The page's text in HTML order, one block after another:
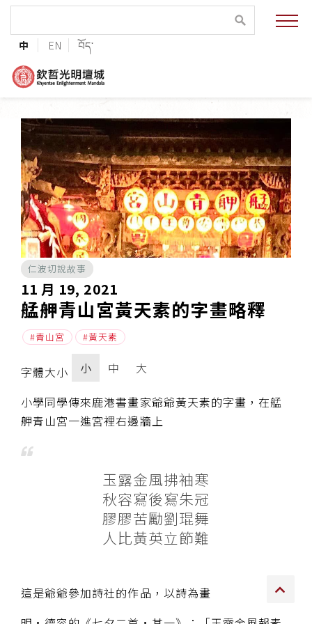
中 EN བོད་
緣起與願景
法王與上師的祝福
護持協會
培植福田
加入志工
巴麥欽哲傳承
第三世巴麥欽哲仁波切
傳承上師授證
專書與譯著
*巴麥寺與麥青寺的聯合聲明
尊貴上師珍寶開示
巴麥欽哲珍寶開示
仁波切說故事
11 月 19, 2021
艋舺青山宮黃天素的字畫略釋
青山宮 黃天素
字體大小 小 中 大
小學同學傳來鹿港書畫家爺爺黃天素的字畫，在艋
舺青山宮一進宮裡右邊牆上
玉露金風拂袖寒
秋容寫後寫朱冠
膠膠苦勵劉琨舞
人比黃英立節難
這是爺爺參加詩社的作品，以詩為畫